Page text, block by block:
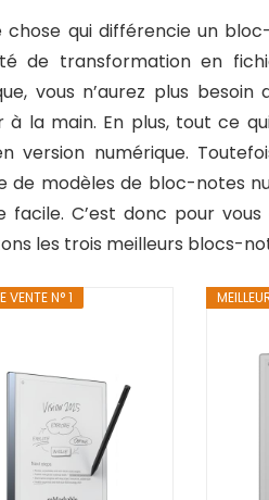
chose qui différencie un
de transformation en
vous n’aurez plus
à la main. En plus, tout ce
version numérique.
de modèles de bloc-notes
facile. C’est donc pour
les trois meilleurs blocs-
VENTE N° 1